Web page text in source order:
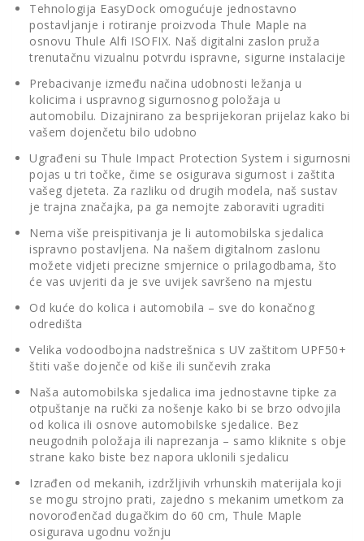
Tehnologija EasyDock omogućuje jednostavno
postavljanje i rotiranje proizvoda Thule Maple na
osnovu Thule Alfi ISOFIX. Naš digitalni zaslon pruža
trenutačnu vizualnu potvrdu ispravne, sigurne instalacije
Prebacivanje između načina udobnosti ležanja u
kolicima i uspravnog sigurnosnog položaja u
automobilu. Dizajnirano za besprijekoran prijelaz kako bi
vašem dojenčetu bilo udobno
Ugrađeni su Thule Impact Protection System i sigurnosni
pojas u tri točke, čime se osigurava sigurnost i zaštita
vašeg djeteta. Za razliku od drugih modela, naš sustav
je trajna značajka, pa ga nemojte zaboraviti ugraditi
Nema više preispitivanja je li automobilska sjedalica
ispravno postavljena. Na našem digitalnom zaslonu
možete vidjeti precizne smjernice o prilagodbama, što
će vas uvjeriti da je sve uvijek savršeno na mjestu
Od kuće do kolica i automobila – sve do konačnog
odredišta
Velika vodoodbojna nadstrešnica s UV zaštitom UPF50+
štiti vaše dojenče od kiše ili sunčevih zraka
Naša automobilska sjedalica ima jednostavne tipke za
otpuštanje na ručki za nošenje kako bi se brzo odvojila
od kolica ili osnove automobilske sjedalice. Bez
neugodnih položaja ili naprezanja – samo kliknite s obje
strane kako biste bez napora uklonili sjedalicu
Izrađen od mekanih, izdržljivih vrhunskih materijala koji
se mogu strojno prati, zajedno s mekanim umetkom za
novorođenčad dugačkim do 60 cm, Thule Maple
osigurava ugodnu vožnju